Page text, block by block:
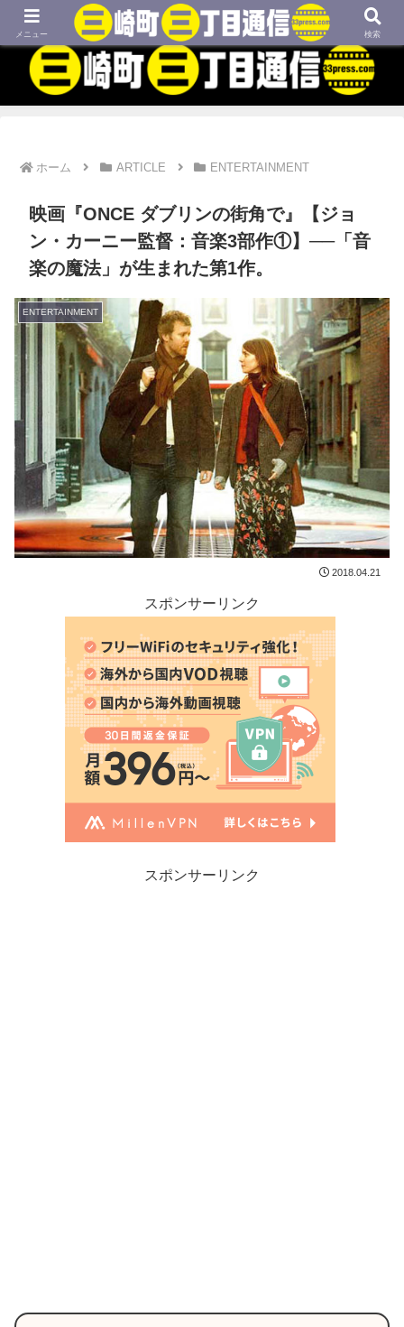
MBTIネタや映画、外国語学習などについてのブログです
ホーム ARTICLE ENTERTAINMENT
映画『ONCE ダブリンの街角で』【ジョ
ン・カーニー監督：音楽3部作①】──「音
楽の魔法」が生まれた第1作。
ENTERTAINMENT
2018.04.21
スポンサーリンク
スポンサーリンク
メニュー 検索